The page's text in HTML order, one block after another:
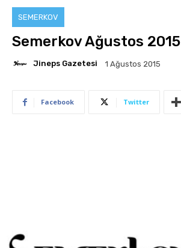
SEMERKOV
Semerkov Ağustos 2015
Jineps Gazetesi 1 Ağustos 2015
Facebook Twitter